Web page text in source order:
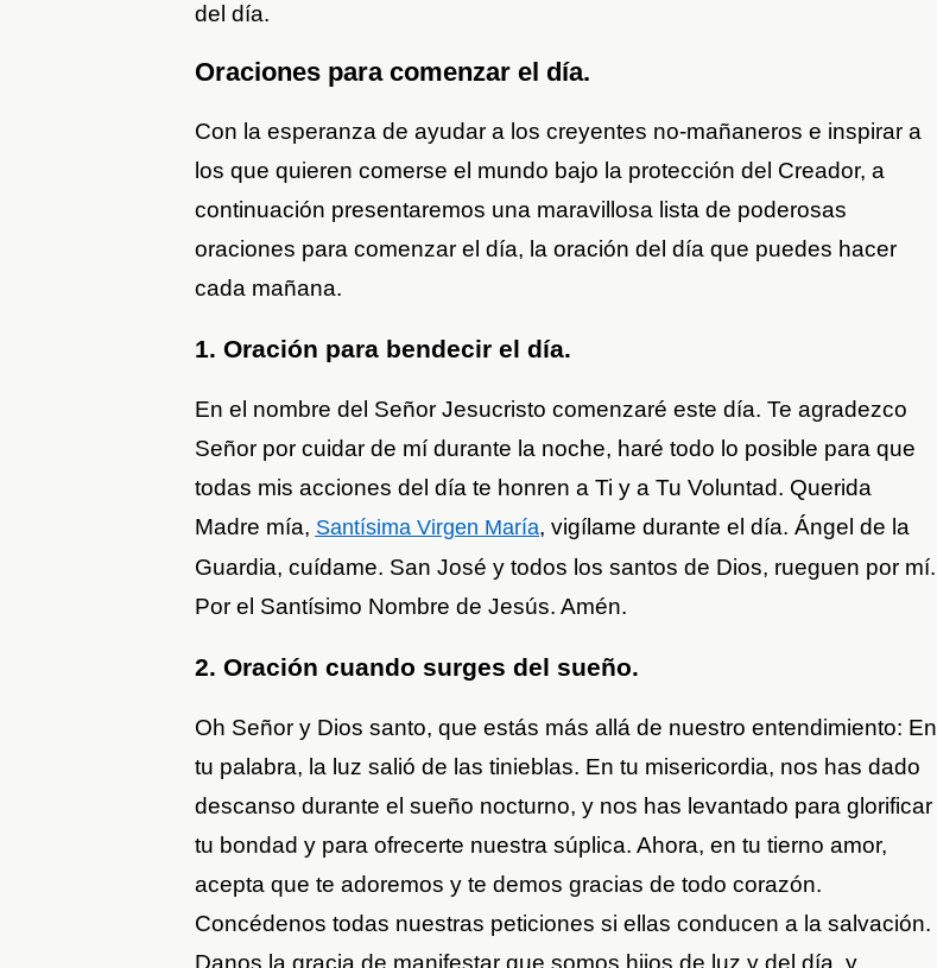
del día.
Oraciones para comenzar el día.
Con la esperanza de ayudar a los creyentes no-mañaneros e inspirar a
los que quieren comerse el mundo bajo la protección del Creador, a
continuación presentaremos una maravillosa lista de poderosas
oraciones para comenzar el día, la oración del día que puedes hacer
cada mañana.
1. Oración para bendecir el día.
En el nombre del Señor Jesucristo comenzaré este día. Te agradezco
Señor por cuidar de mí durante la noche, haré todo lo posible para que
todas mis acciones del día te honren a Ti y a Tu Voluntad. Querida
Madre mía, Santísima Virgen María, vigílame durante el día. Ángel de la
Guardia, cuídame. San José y todos los santos de Dios, rueguen por mí.
Por el Santísimo Nombre de Jesús. Amén.
2. Oración cuando surges del sueño.
Oh Señor y Dios santo, que estás más allá de nuestro entendimiento: En
tu palabra, la luz salió de las tinieblas. En tu misericordia, nos has dado
descanso durante el sueño nocturno, y nos has levantado para glorificar
tu bondad y para ofrecerte nuestra súplica. Ahora, en tu tierno amor,
acepta que te adoremos y te demos gracias de todo corazón.
Concédenos todas nuestras peticiones si ellas conducen a la salvación.
Danos la gracia de manifestar que somos hijos de luz y del día, y